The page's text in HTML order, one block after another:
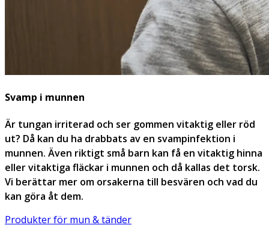
Svamp i munnen
Är tungan irriterad och ser gommen vitaktig eller röd
ut? Då kan du ha drabbats av en svampinfektion i
munnen. Även riktigt små barn kan få en vitaktig hinna
eller vitaktiga fläckar i munnen och då kallas det torsk.
Vi berättar mer om orsakerna till besvären och vad du
kan göra åt dem.
Produkter för mun & tänder